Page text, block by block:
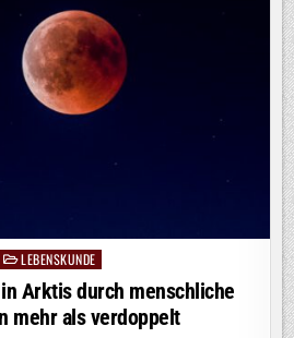
Posted
in
LEBENSKUNDE
Arktis durch menschliche
mehr als verdoppelt